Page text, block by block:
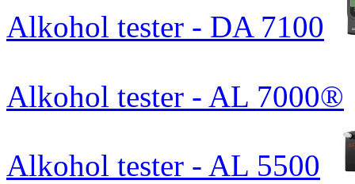
Alkohol tester - DA 7100
Alkohol tester - AL 7000®
Alkohol tester - AL 5500